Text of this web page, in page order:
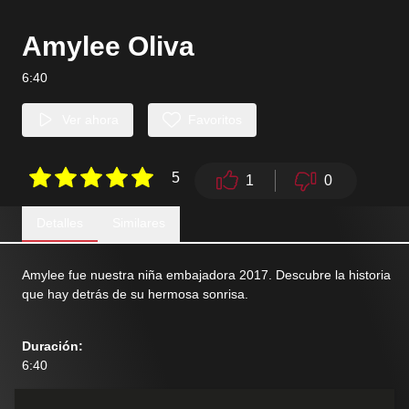
Amylee Oliva
6:40
5 1 0
Amylee fue nuestra niña embajadora 2017. Descubre la historia
que hay detrás de su hermosa sonrisa.
Duración:
6:40